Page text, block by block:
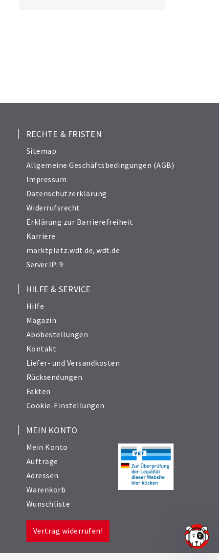
RECHTE & FRISTEN
Sitemap
Allgemeine Geschäftsbedingungen (AGB)
Impressum
Datenschutzerklärung
Widerrufsrecht
Erklärung zur Barrierefreiheit
Karriere
marktplatz.wdt.de,wdt.de
Server IP: 9
HILFE & SERVICE
Hilfe
Magazin
Abobestellungen
Kontakt
Liefer- und Versandkosten
Rücksendungen
Fakten
Cookie-Einstellungen
MEIN KONTO
Mein Konto
Aufträge
Adressen
Warenkorb
Wunschliste
Vertrag widerrufen!